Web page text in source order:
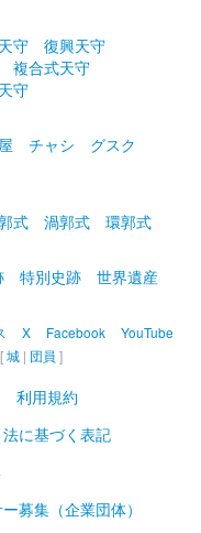
定版
限定版
のいわつき武
印 お城EXPO 2024限
守
復興天守
複合式天守
守
チャシ
グスク
式 渦郭式
環郭式
特別史跡 世界遺産
X Facebook
YouTube
城 | 団員 ]
利用規約
に基づく表記
募集（企業団体）